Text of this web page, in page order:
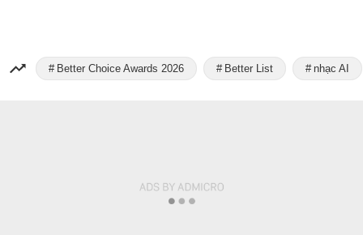
Better Choice Awards 2026 Better List nhạc AI